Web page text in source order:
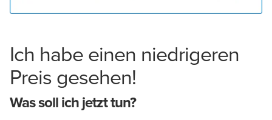
Ich habe einen niedrigeren
Preis gesehen!
Was soll ich jetzt tun?